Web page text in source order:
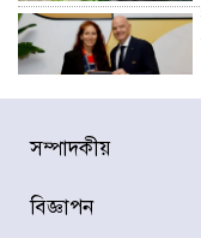
সম্পাদকীয়
বিজ্ঞাপন